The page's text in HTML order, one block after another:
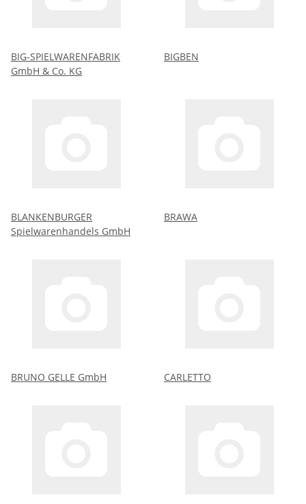
BIG-SPIELWARENFABRIK
GmbH & Co. KG
BIGBEN
BLANKENBURGER
Spielwarenhandels GmbH
BRAWA
BRUNO GELLE GmbH CARLETTO